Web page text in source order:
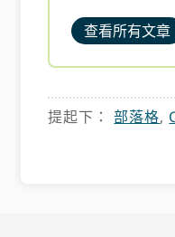
查看所有文章
提起下：部落格,